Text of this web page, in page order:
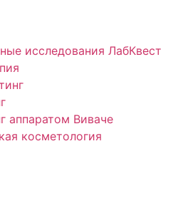
исследования ЛабКвест
аппаратом Виваче
косметология